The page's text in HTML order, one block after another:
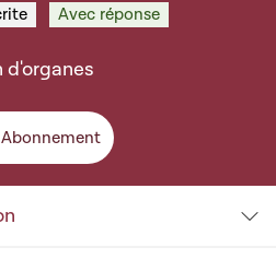
Avec réponse
d'organes
Abonnement
Abonnement